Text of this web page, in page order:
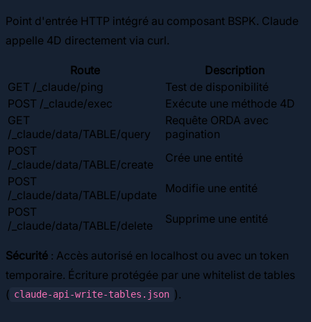
Point d'entrée HTTP intégré au composant BSPK. Claude
appelle 4D directement via curl.
Route
Description
GET /_claude/ping
Test de disponibilité
POST /_claude/exec
Exécute une méthode 4D
GET
/_claude/data/TABLE/query
Requête ORDA avec
pagination
POST
/_claude/data/TABLE/create
Crée une entité
POST
/_claude/data/TABLE/update
Modifie une entité
POST
/_claude/data/TABLE/delete
Supprime une entité
Sécurité : Accès autorisé en localhost ou avec un token
temporaire. Écriture protégée par une whitelist de tables
( claude-api-write-tables.json ).